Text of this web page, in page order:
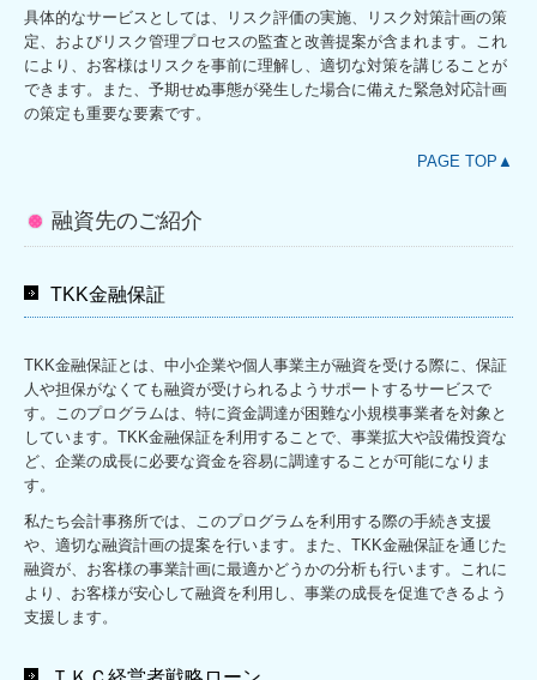
お問合せ
具体的なサービスとしては、リスク評価の実施、リスク対策計画の策
定、およびリスク管理プロセスの監査と改善提案が含まれます。これ
により、お客様はリスクを事前に理解し、適切な対策を講じることが
できます。また、予期せぬ事態が発生した場合に備えた緊急対応計画
の策定も重要な要素です。
PAGE TOP▲
融資先のご紹介
TKK金融保証
TKK金融保証とは、中小企業や個人事業主が融資を受ける際に、保証
人や担保がなくても融資が受けられるようサポートするサービスで
す。このプログラムは、特に資金調達が困難な小規模事業者を対象と
しています。TKK金融保証を利用することで、事業拡大や設備投資な
ど、企業の成長に必要な資金を容易に調達することが可能になりま
す。
私たち会計事務所では、このプログラムを利用する際の手続き支援
や、適切な融資計画の提案を行います。また、TKK金融保証を通じた
融資が、お客様の事業計画に最適かどうかの分析も行います。これに
より、お客様が安心して融資を利用し、事業の成長を促進できるよう
支援します。